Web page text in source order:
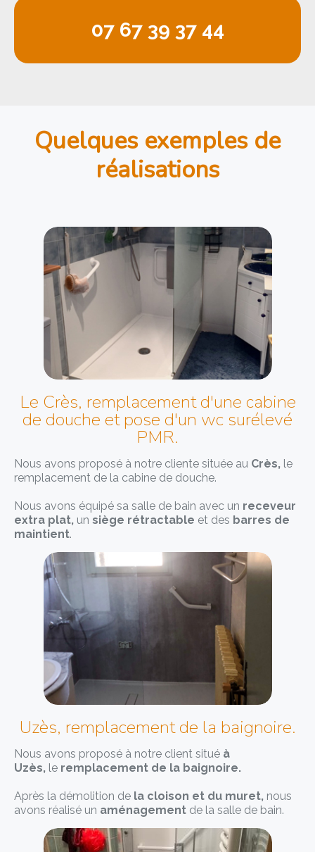
07 67 39 37 44
Quelques exemples de
réalisations
Le Crès, remplacement d'une cabine
de douche et pose d'un wc surélevé
PMR.
Nous avons proposé à notre cliente située au Crès, le
remplacement de la cabine de douche.
Nous avons équipé sa salle de bain avec un receveur
extra plat, un siège rétractable et des barres de
maintient.
Uzès, remplacement de la baignoire.
Nous avons proposé à notre client situé à
Uzès, le remplacement de la baignoire.
Après la démolition de la cloison et du muret, nous
avons réalisé un aménagement de la salle de bain.